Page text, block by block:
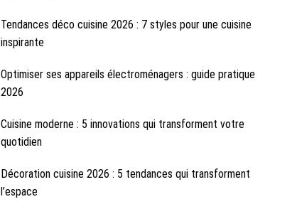
Tendances déco cuisine 2026 : 7 styles pour une cuisine
inspirante
Optimiser ses appareils électroménagers : guide pratique
2026
Cuisine moderne : 5 innovations qui transforment votre
quotidien
Décoration cuisine 2026 : 5 tendances qui transforment
l’espace